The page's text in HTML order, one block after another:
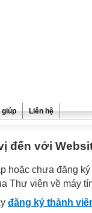
giúp Liên hệ
đến với
hoặc chưa đăng
Thư viện về máy
đăng ký thành